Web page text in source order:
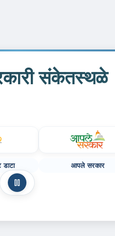
संकेतस्थळे
आपले सरकार
स्वयं-स्क्रॉल थांबवा